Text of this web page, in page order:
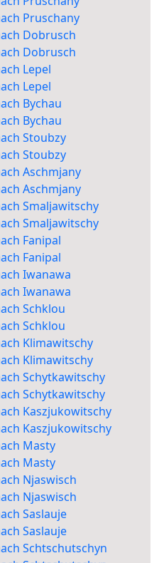
Pruschany
Dobrusch
Dobrusch
Lepel
Lepel
Bychau
Bychau
Stoubzy
Stoubzy
Aschmjany
Aschmjany
Smaljawitschy
Smaljawitschy
Fanipal
Fanipal
Iwanawa
Iwanawa
Schklou
Schklou
Klimawitschy
Klimawitschy
Schytkawitschy
Schytkawitschy
Kaszjukowitschy
Kaszjukowitschy
Masty
Masty
Njaswisch
Njaswisch
Saslauje
Saslauje
Schtschutschyn